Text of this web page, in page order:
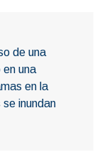
de una
una
en la
inundan